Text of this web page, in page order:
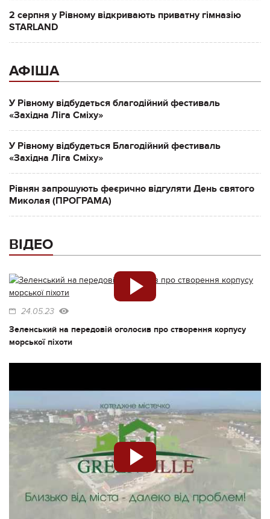
2 серпня у Рівному відкривають приватну гімназію
STARLAND
АФІША
У Рівному відбудеться благодійний фестиваль
«Західна Ліга Сміху»
У Рівному відбудеться Благодійний фестиваль
«Західна Ліга Сміху»
Рівнян запрошують феєрично відгуляти День святого
Миколая (ПРОГРАМА)
ВІДЕО
24.05.23
Зеленський на передовій оголосив про створення корпусу
морської піхоти